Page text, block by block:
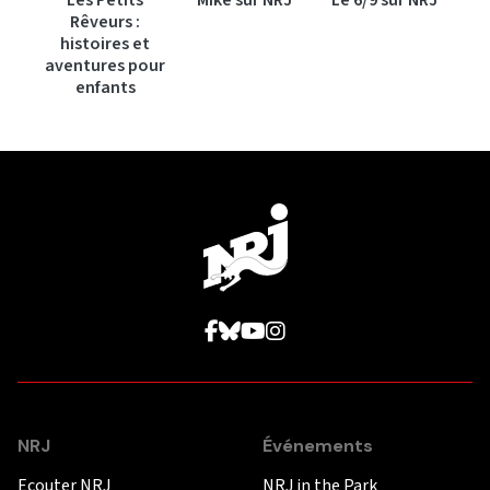
Rêveurs :
histoires et
aventures pour
enfants
NRJ Événements